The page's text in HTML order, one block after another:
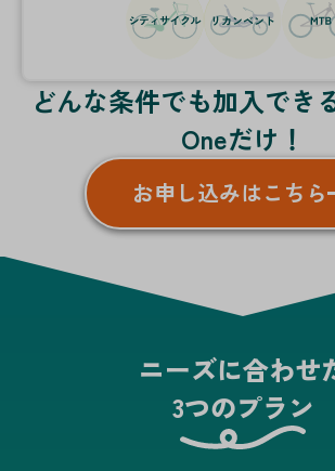
どんな条件でも加入でき
Oneだけ！
お申し込みはこちら
ニーズに合わせ
3つのプラン